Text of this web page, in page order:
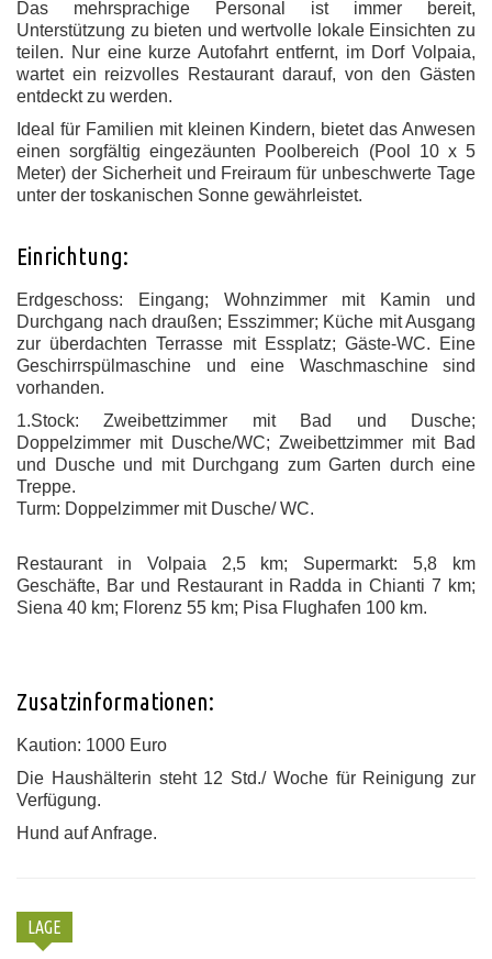
Das mehrsprachige Personal ist immer bereit,
Unterstützung zu bieten und wertvolle lokale Einsichten zu
teilen. Nur eine kurze Autofahrt entfernt, im Dorf Volpaia,
wartet ein reizvolles Restaurant darauf, von den Gästen
entdeckt zu werden.
Ideal für Familien mit kleinen Kindern, bietet das Anwesen
einen sorgfältig eingezäunten Poolbereich (Pool 10 x 5
Meter) der Sicherheit und Freiraum für unbeschwerte Tage
unter der toskanischen Sonne gewährleistet.
Einrichtung:
Erdgeschoss: Eingang; Wohnzimmer mit Kamin und
Durchgang nach draußen; Esszimmer; Küche mit Ausgang
zur überdachten Terrasse mit Essplatz; Gäste-WC. Eine
Geschirrspülmaschine und eine Waschmaschine sind
vorhanden.
1.Stock: Zweibettzimmer mit Bad und Dusche;
Doppelzimmer mit Dusche/WC; Zweibettzimmer mit Bad
und Dusche und mit Durchgang zum Garten durch eine
Treppe.
Turm: Doppelzimmer mit Dusche/ WC.
Restaurant in Volpaia 2,5 km; Supermarkt: 5,8 km
Geschäfte, Bar und Restaurant in Radda in Chianti 7 km;
Siena 40 km; Florenz 55 km; Pisa Flughafen 100 km.
Zusatzinformationen:
Kaution: 1000 Euro
Die Haushälterin steht 12 Std./ Woche für Reinigung zur
Verfügung.
Hund auf Anfrage.
LAGE